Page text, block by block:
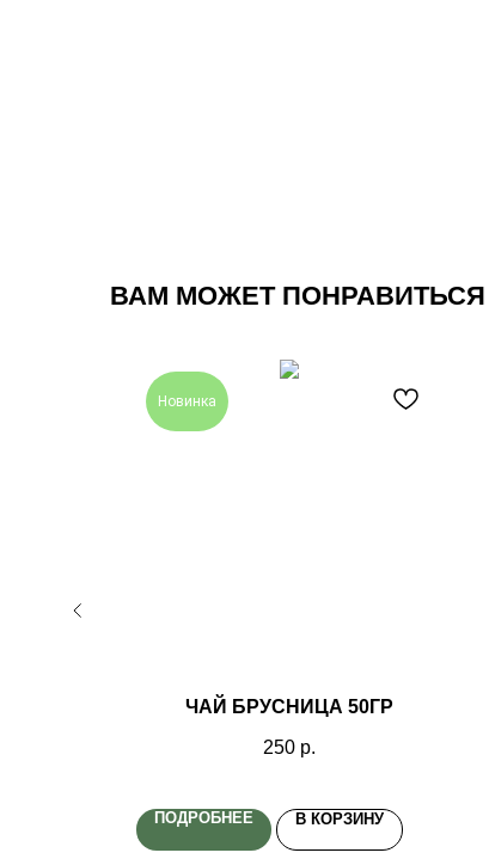
ВАМ МОЖЕТ ПОНРАВИТЬСЯ
Новинка
ЧАЙ БРУСНИЦА 50ГР
250 р.
ПОДРОБНЕЕ В КОРЗИНУ